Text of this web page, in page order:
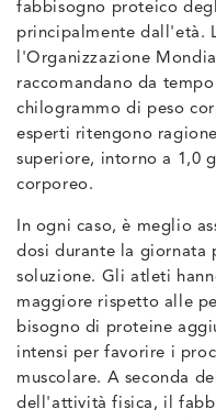
fabbisogno proteico
principalmente dall'età.
l'Organizzazione
raccomandano da
chilogrammo di peso
esperti ritengono
superiore, intorno a 1,0
corporeo.
In ogni caso, è meglio
dosi durante la giornata
soluzione. Gli atleti
maggiore rispetto alle
bisogno di proteine
intensi per favorire i
muscolare. A seconda
dell'attività fisica, il